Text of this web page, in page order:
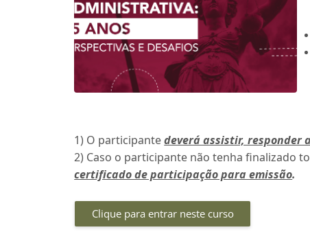
1) O participantedeverá assistir, responder
2) Caso o participante não tenha finalizado
certificado de participação para emissão.
Clique para entrar neste curso